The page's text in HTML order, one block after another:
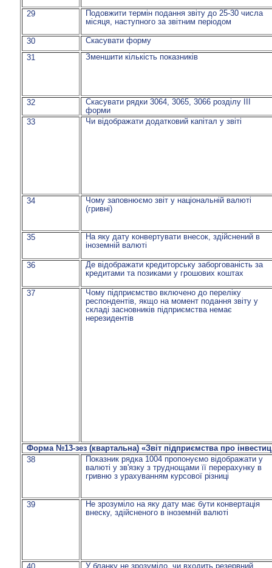
29
Подовжити термін подання звіту до 25-30 числа
місяця, наступного за звітним періодом
30
Скасувати форму
31
Зменшити кількість показників
32
Скасувати рядки 3064, 3065, 3066 розділу ІІІ
форми
33
Чи відображати додатковий капітал у звіті
34
Чому заповнюємо звіт у національній валюті
(гривні)
35
На яку дату конвертувати внесок, здійснений в
іноземній валюті
36
Де відображати кредиторську заборгованість за
кредитами та позиками у грошових коштах
37
Чому підприємство включено до переліку
респондентів, якщо на момент подання звіту у
складі засновників підприємства немає
нерезидентів
Форма №13-зез (квартальна) «Звіт підприємства про
38
Показник рядка 1004 пропонуємо відображати у
валюті у зв'язку з труднощами її перерахунку в
гривню з урахуванням курсової різниці
39
Не зрозуміло на яку дату має бути конвертація
внеску, здійсненого в іноземній валюті
У бланку не зрозуміло, чи входить резервний